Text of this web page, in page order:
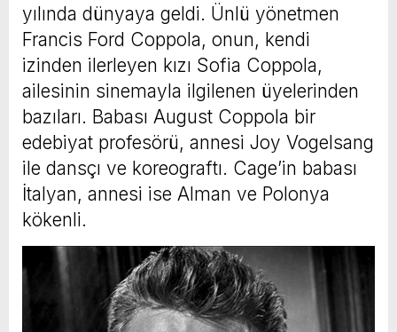
yılında dünyaya geldi. Ünlü yönetmen
Francis Ford Coppola, onun, kendi
izinden ilerleyen kızı Sofia Coppola,
ailesinin sinemayla ilgilenen üyelerinden
bazıları. Babası August Coppola bir
edebiyat profesörü, annesi Joy Vogelsang
ile dansçı ve koreograftı. Cage’in babası
İtalyan, annesi ise Alman ve Polonya
kökenli.